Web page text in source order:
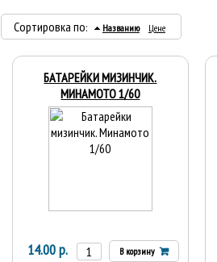
Сортировка по: Названию Цене
БАТАРЕЙКИ МИЗИНЧИК.
МИНАМОТО 1/60
14.00 р. В корзину